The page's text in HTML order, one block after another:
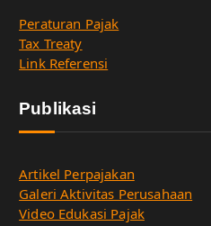
Peraturan Pajak
Tax Treaty
Link Referensi
Publikasi
Artikel Perpajakan
Galeri Aktivitas Perusahaan
Video Edukasi Pajak